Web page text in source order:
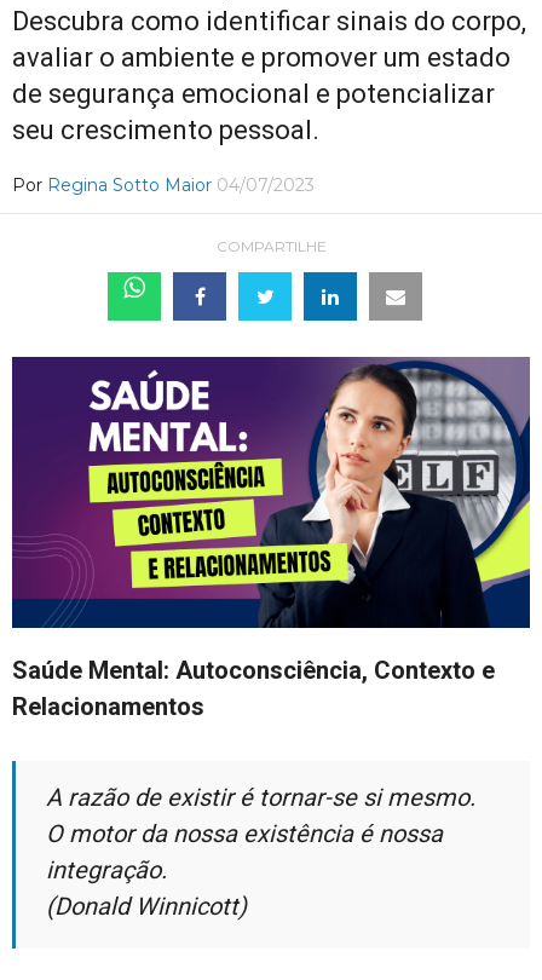
Descubra como identificar sinais do corpo,
avaliar o ambiente e promover um estado
de segurança emocional e potencializar
seu crescimento pessoal.
Por Regina Sotto Maior 04/07/2023
COMPARTILHE
Saúde Mental: Autoconsciência, Contexto e
Relacionamentos
A razão de existir é tornar-se si mesmo.
O motor da nossa existência é nossa
integração.
(Donald Winnicott)